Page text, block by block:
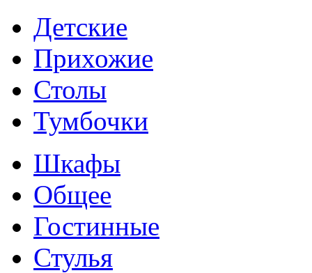
Детские
Прихожие
Столы
Тумбочки
Шкафы
Общее
Гостинные
Стулья